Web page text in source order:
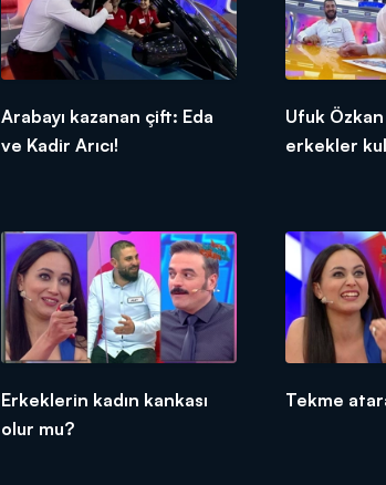
Arabayı kazanan çift: Eda
ve Kadir Arıcı!
Ufuk Özkan
erkekler
Erkeklerin kadın kankası
olur mu?
Tekme